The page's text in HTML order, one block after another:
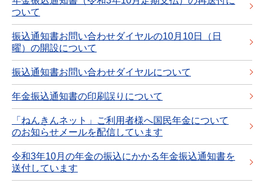
ついて
振込通知書お問い合わせダイヤルの10月10日（日
曜）の開設について
振込通知書お問い合わせダイヤルについて
年金振込通知書の印刷誤りについて
「ねんきんネット」ご利用者様へ国民年金について
のお知らせメールを配信しています
令和3年10月の年金の振込にかかる年金振込通知書を
送付しています